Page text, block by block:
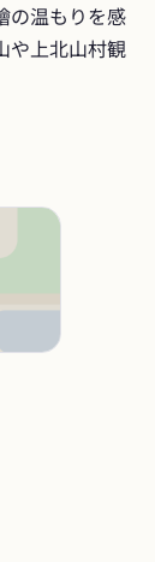
の温もりを感
や上北山村観